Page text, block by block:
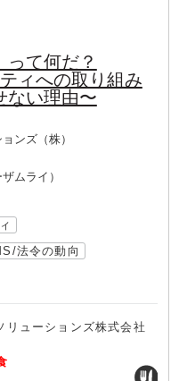
って何だ？
ィへの取り組み
ない理由〜
ンズ（株）
ムライ）
法令の動向
リューションズ株式会社